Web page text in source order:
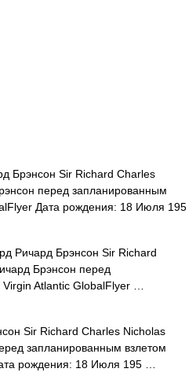
Брэнсон Sir Richard Charles
перед запланированным
Дата рождения: 18 Июля 195
Ричард Брэнсон Sir Richard
Брэнсон перед
Atlantic GlobalFlyer …
Sir Richard Charles Nicholas
запланированным взлетом
рождения: 18 Июля 195 …